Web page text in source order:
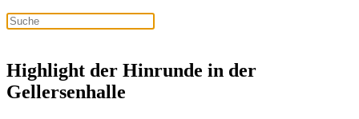
Highlight der Hinrunde in der
Gellersenhalle